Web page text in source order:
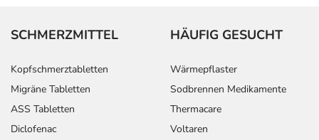
SCHMERZMITTEL
Kopfschmerztabletten
Migräne Tabletten
ASS Tabletten
Diclofenac
HÄUFIG GESUCHT
Wärmepflaster
Sodbrennen Medikamente
Thermacare
Voltaren